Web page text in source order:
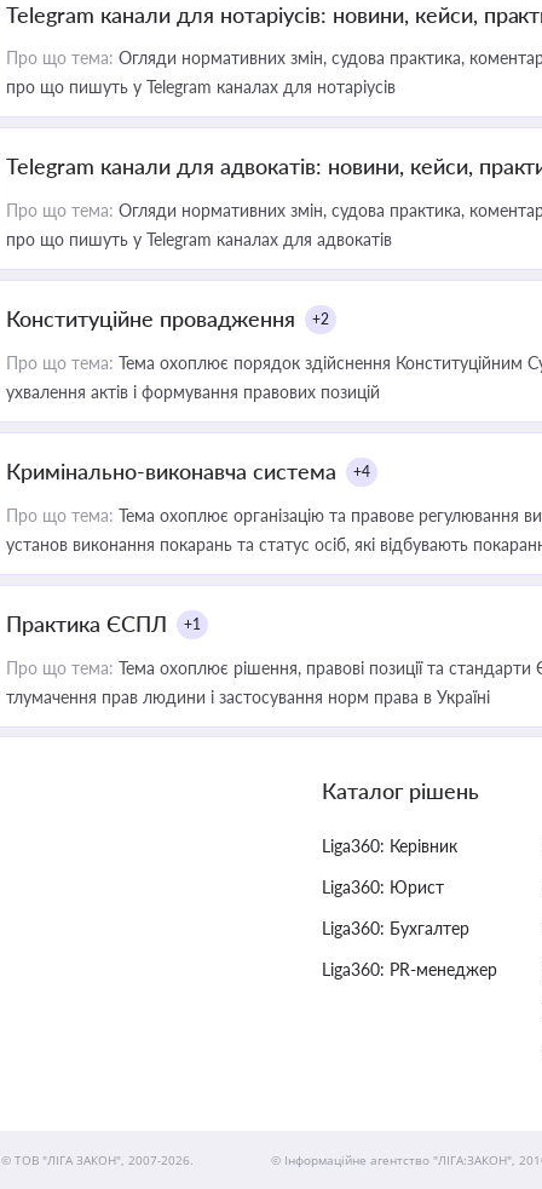
Telegram канали для нотаріусів: новини, кейси,
Про що тема: Огляди нормативних змін, судова практика,
про що пишуть у Telegram каналах для нотаріусів
Telegram канали для адвокатів: новини, кейси,
Про що тема: Огляди нормативних змін, судова практика,
про що пишуть у Telegram каналах для адвокатів
Конституційне провадження +2
Про що тема: Тема охоплює порядок здійснення Конституційним
ухвалення актів і формування правових позицій
Кримінально-виконавча система +4
Про що тема: Тема охоплює організацію та правове регулювання
установ виконання покарань та статус осіб, які відбувають
Практика ЄСПЛ +1
Про що тема: Тема охоплює рішення, правові позиції та
тлумачення прав людини і застосування норм права в Україні
Каталог рішень
Liga360: Керівник
Liga360: Юрист
Liga360: Бухгалтер
Liga360: PR-менеджер
© ТОВ "ЛІГА ЗАКОН", 2007-2026. © Інформаційне агентство "ЛІГА:ЗАКОН",